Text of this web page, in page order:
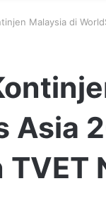
Malaysia di
Asia